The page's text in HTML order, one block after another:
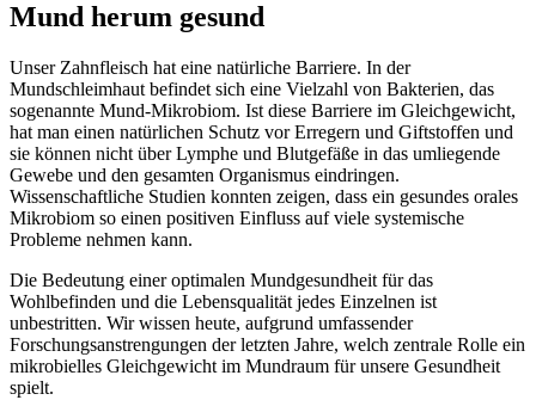
Mund herum gesund
Unser Zahnfleisch hat eine natürliche Barriere. In der
Mundschleimhaut befindet sich eine Vielzahl von Bakterien, das
sogenannte Mund-Mikrobiom. Ist diese Barriere im Gleichgewicht,
hat man einen natürlichen Schutz vor Erregern und Giftstoffen und
sie können nicht über Lymphe und Blutgefäße in das umliegende
Gewebe und den gesamten Organismus eindringen.
Wissenschaftliche Studien konnten zeigen, dass ein gesundes orales
Mikrobiom so einen positiven Einfluss auf viele systemische
Probleme nehmen kann.
Die Bedeutung einer optimalen Mundgesundheit für das
Wohlbefinden und die Lebensqualität jedes Einzelnen ist
unbestritten. Wir wissen heute, aufgrund umfassender
Forschungsanstrengungen der letzten Jahre, welch zentrale Rolle ein
mikrobielles Gleichgewicht im Mundraum für unsere Gesundheit
spielt.